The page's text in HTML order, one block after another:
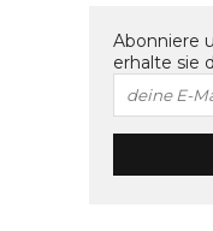
Abonniere
erhalte sie